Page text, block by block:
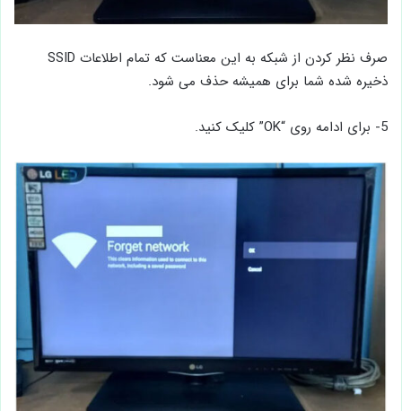
صرف ‌نظر کردن از شبکه به این معناست که تمام اطلاعات SSID
ذخیره شده شما برای همیشه حذف می‌ شود.
5- برای ادامه روی “OK” کلیک کنید.